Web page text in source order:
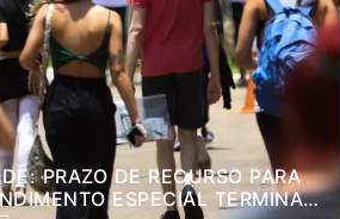
PRAZO DE RECURSO PARA
ESPECIAL TERMINA